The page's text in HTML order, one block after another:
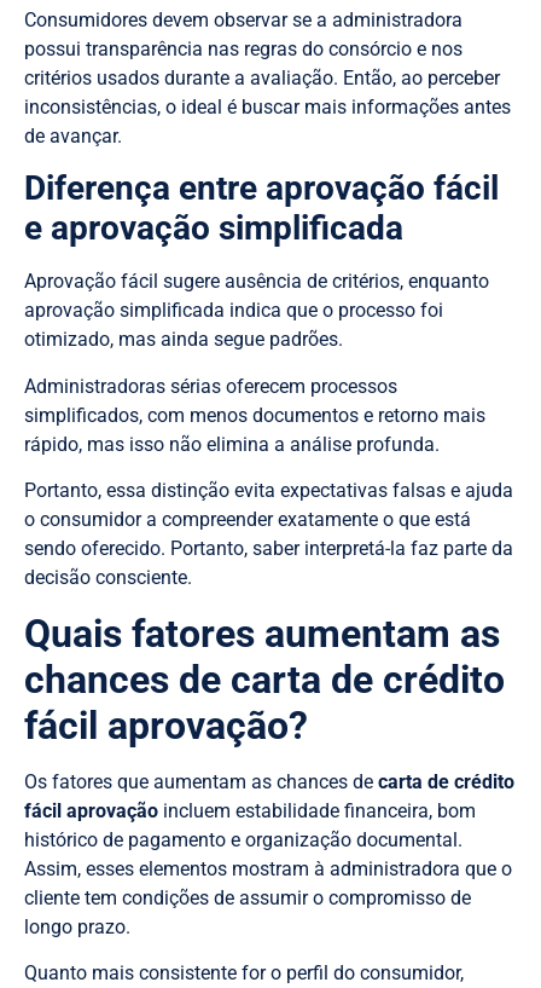
Consumidores devem observar se a administradora
possui transparência nas regras do consórcio e nos
critérios usados durante a avaliação. Então, ao perceber
inconsistências, o ideal é buscar mais informações antes
de avançar.
Diferença entre aprovação fácil
e aprovação simplificada
Aprovação fácil sugere ausência de critérios, enquanto
aprovação simplificada indica que o processo foi
otimizado, mas ainda segue padrões.
Administradoras sérias oferecem processos
simplificados, com menos documentos e retorno mais
rápido, mas isso não elimina a análise profunda.
Portanto, essa distinção evita expectativas falsas e ajuda
o consumidor a compreender exatamente o que está
sendo oferecido. Portanto, saber interpretá-la faz parte da
decisão consciente.
Quais fatores aumentam as
chances de carta de crédito
fácil aprovação?
Os fatores que aumentam as chances de carta de crédito
fácil aprovação incluem estabilidade financeira, bom
histórico de pagamento e organização documental.
Assim, esses elementos mostram à administradora que o
cliente tem condições de assumir o compromisso de
longo prazo.
Quanto mais consistente for o perfil do consumidor,